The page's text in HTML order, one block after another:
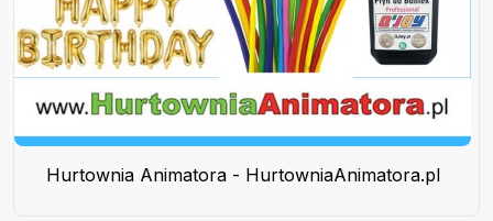
Hurtownia Animatora - HurtowniaAnimatora.pl